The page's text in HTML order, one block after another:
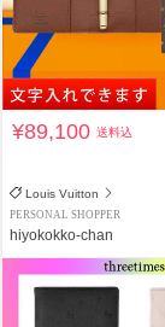
¥89,100送料込
Louis Vuitton
PERSONAL SHOPPER
hiyokokko-chan